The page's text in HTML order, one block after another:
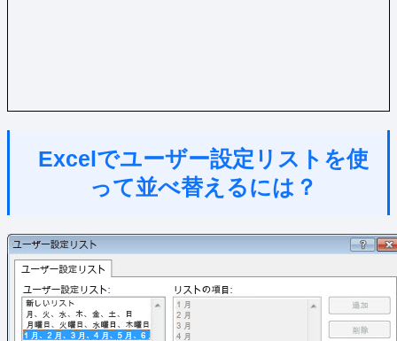
Excelでユーザー設定リストを使
って並べ替えるには？